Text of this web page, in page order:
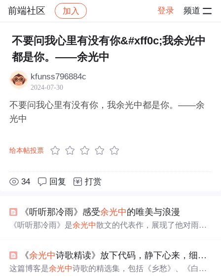
前端社区 加入 登录 频道
社区 前端社区 感慨 帖子详情
不要问我心里有没有你&#xff0c;我余光中
都是你。——余光中
kfunss796884c
2024-07-30
不要问我心里有没有你，我余光中都是你。——余
光中
给本帖投票
34 回复 打赏
《听听那冷雨》感受余光中的唯美与浪漫
《听听那冷雨》是余光中散文的代表作，展现了他对雨的
文学造诣和广阔兴趣。从‘万里长城’的古朴沧桑到‘南半球
的冬天’的遥远想象，再到‘听听那冷雨’的诗意氛围，每一
《余光中诗歌精读》放下代码，静下心来，细细品读
这篇博客是余光中诗歌的精选集，包括《乡愁》、《白